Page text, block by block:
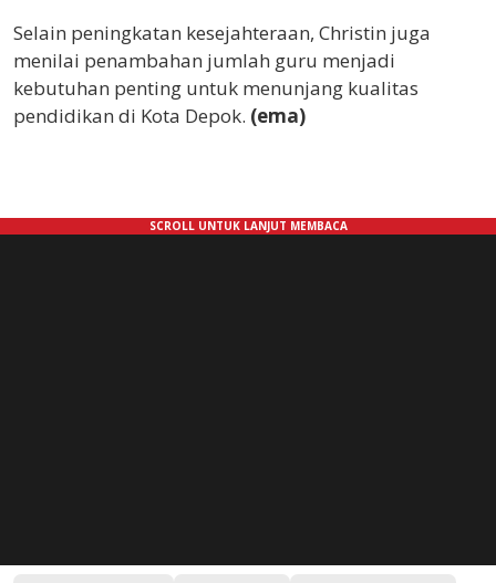
Selain peningkatan kesejahteraan, Christin juga
menilai penambahan jumlah guru menjadi
kebutuhan penting untuk menunjang kualitas
pendidikan di Kota Depok. (ema)